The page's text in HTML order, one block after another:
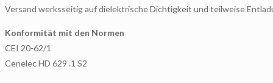
Versand werksseitig auf dielektrische Dichtigkeit und teilweise
Konformität mit den Normen
CEI 20-62/1
Cenelec HD 629 .1 S2